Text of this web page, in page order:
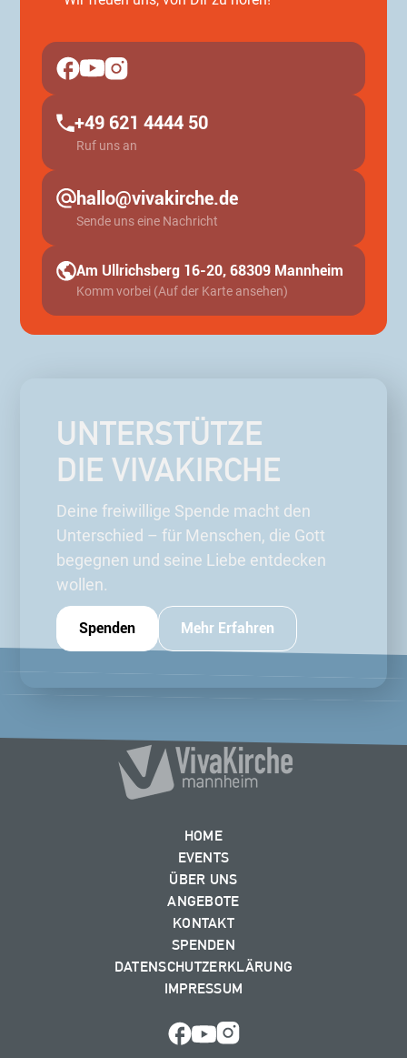
+49 621 4444 50
Ruf uns an
hallo@vivakirche.de
Sende uns eine Nachricht
Am Ullrichsberg 16-20, 68309 Mannheim
Komm vorbei (Auf der Karte ansehen)
UNTERSTÜTZE
DIE VIVAKIRCHE
Deine freiwillige Spende macht den
Unterschied – für Menschen, die Gott
begegnen und seine Liebe entdecken
wollen.
Spenden Mehr Erfahren
HOME
EVENTS
ÜBER UNS
ANGEBOTE
KONTAKT
SPENDEN
DATENSCHUTZERKLÄRUNG
IMPRESSUM